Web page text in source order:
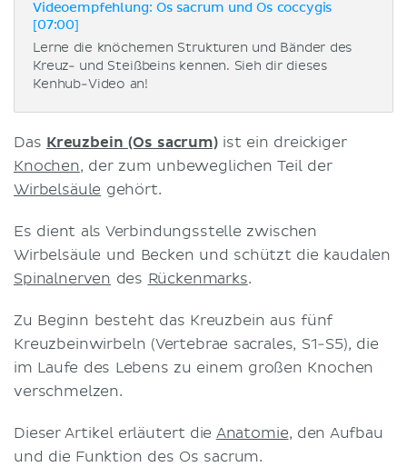
Videoempfehlung: Os sacrum und Os coccygis
[07:00]
Lerne die knöchernen Strukturen und Bänder des
Kreuz- und Steißbeins kennen. Sieh dir dieses
Kenhub-Video an!
Das Kreuzbein (Os sacrum)ist ein dreickiger
Knochen, der zum unbeweglichen Teil der
Wirbelsäule gehört.
Es dient als Verbindungsstelle zwischen
Wirbelsäule und Becken und schützt die kaudalen
Spinalnerven des Rückenmarks.
Zu Beginn besteht das Kreuzbein aus fünf
Kreuzbeinwirbeln (Vertebrae sacrales, S1-S5), die
im Laufe des Lebens zu einem großen Knochen
verschmelzen.
Dieser Artikel erläutert die Anatomie, den Aufbau
und die Funktion des Os sacrum.